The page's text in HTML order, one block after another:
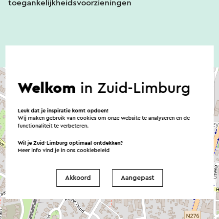
toegankelijkheidsvoorzieningen
Welkom in Zuid-Limburg
Leuk dat je inspiratie komt opdoen!
Wij maken gebruik van cookies om onze website te analyseren en de
functionaliteit te verbeteren.
Wil je Zuid-Limburg optimaal ontdekken?
Meer info vind je in onscookiebeleid
Akkoord Aangepast